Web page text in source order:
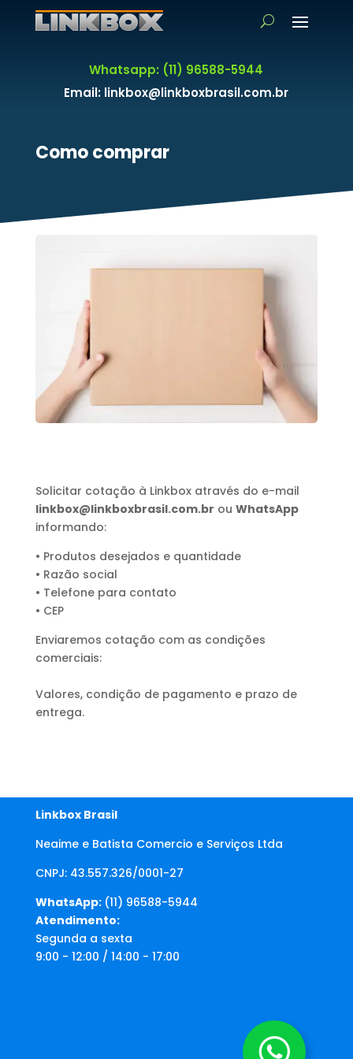
Whatsapp: (11) 96588-5944
Email: linkbox@linkboxbrasil.com.br
Como comprar
Solicitar cotação à Linkbox através do e-mail
linkbox@linkboxbrasil.com.br ou WhatsApp
informando:
• Produtos desejados e quantidade
• Razão social
• Telefone para contato
• CEP
Enviaremos cotação com as condições
comerciais:
Valores, condição de pagamento e prazo de
entrega.
Linkbox Brasil
Neaime e Batista Comercio e Serviços Ltda
CNPJ: 43.557.326/0001-27
WhatsApp: (11) 96588-5944
Atendimento:
Segunda a sexta
9:00 - 12:00 / 14:00 - 17:00